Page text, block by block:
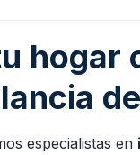
hogar
especialistas en